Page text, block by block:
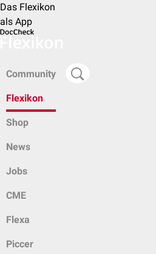
Das Flexikon
als App
Community
Flexikon
Shop
News
Jobs
CME
Flexa
Piccer